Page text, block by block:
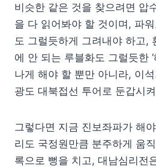
비슷한 같은 것을 찾으려면 압
을 다 읽어봐야 할 것이며, 파
도 그럴듯하게 그려내야 하고,
에 안 되는 루블화도 그럴듯한
나게 해야 할 뿐만 아니라, 이
광도 대북접선 투어로 둔갑시
그렇다면 지금 진보좌파가 해
리도 국정원만큼 분주하게 움
록으로 뻥을 치고, 대남심리전